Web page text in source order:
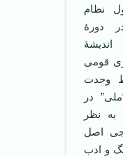
نظام
دورۀ
قومی
وحدت
در
به نظر
اصل
و ادب